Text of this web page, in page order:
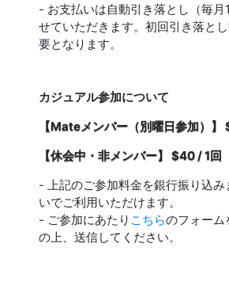
- お支払いは自動引き落とし（毎月
せていただきます。初回引き落と
要となります。
カジュアル参加について
【Mateメンバー（別曜日参加）】
【休会中・非メンバー】 $40 / 1回
- 上記のご参加料金を銀行振り込み
いでご利用いただけます。
- ご参加にあたり こちらのフォーム
の上、送信してください。